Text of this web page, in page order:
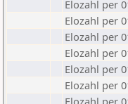
Elozahl per
Elozahl per
Elozahl per
Elozahl per
Elozahl per
Elozahl per
Elozahl per